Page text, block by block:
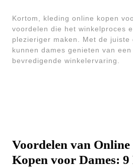
Kortom, kleding online kopen
voordelen die het winkelproces
plezieriger maken. Met de juiste
kunnen dames genieten van
bevredigende winkelervaring.
Voordelen van
Kopen voor Dames: 9